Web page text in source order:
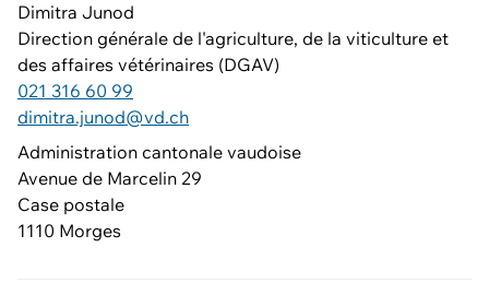
Dimitra Junod
Direction générale de l'agriculture, de la viticulture et
des affaires vétérinaires (DGAV)
021 316 60 99
dimitra.junod@vd.ch
Administration cantonale vaudoise
Avenue de Marcelin 29
Case postale
1110 Morges